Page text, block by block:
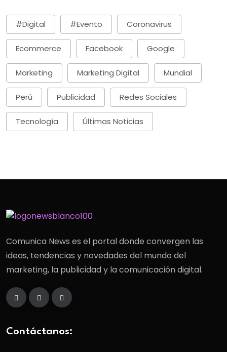
#digital #evento Coronavirus
Ecommerce Facebook Google
Marketing Marketing Digital Mundial
Perú Publicidad Redes Sociales
Tecnología Últimas Noticias
Comunica News es el portal donde convergen las
ideas, tendencias y novedades del mundo del
marketing, la publicidad y la comunicación digital.
Contáctanos: